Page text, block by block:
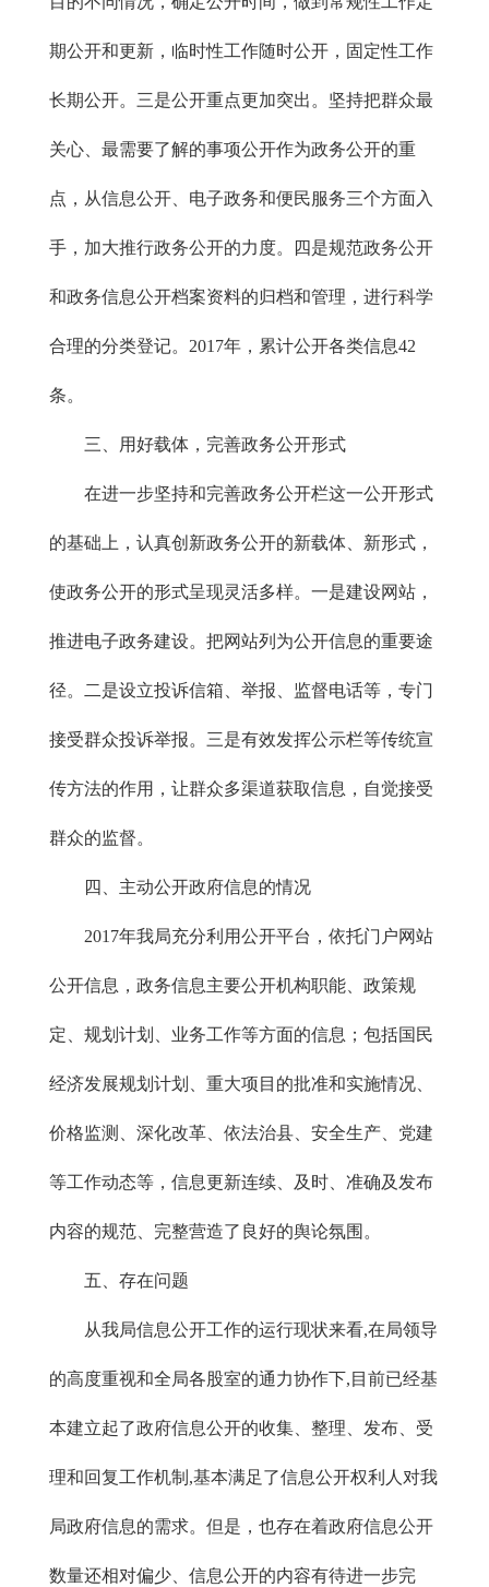
期公开和更新，临时性工作随时公开，固定性工作
长期公开。三是公开重点更加突出。坚持把群众最
关心、最需要了解的事项公开作为政务公开的重
点，从信息公开、电子政务和便民服务三个方面入
手，加大推行政务公开的力度。四是规范政务公开
和政务信息公开档案资料的归档和管理，进行科学
合理的分类登记。2017年，累计公开各类信息42
条。
三、用好载体，完善政务公开形式
在进一步坚持和完善政务公开栏这一公开形式
的基础上，认真创新政务公开的新载体、新形式，
使政务公开的形式呈现灵活多样。一是建设网站，
推进电子政务建设。把网站列为公开信息的重要途
径。二是设立投诉信箱、举报、监督电话等，专门
接受群众投诉举报。三是有效发挥公示栏等传统宣
传方法的作用，让群众多渠道获取信息，自觉接受
群众的监督。
四、主动公开政府信息的情况
2017年我局充分利用公开平台，依托门户网站
公开信息，政务信息主要公开机构职能、政策规
定、规划计划、业务工作等方面的信息；包括国民
经济发展规划计划、重大项目的批准和实施情况、
价格监测、深化改革、依法治县、安全生产、党建
等工作动态等，信息更新连续、及时、准确及发布
内容的规范、完整营造了良好的舆论氛围。
五、存在问题
从我局信息公开工作的运行现状来看,在局领导
的高度重视和全局各股室的通力协作下,目前已经基
本建立起了政府信息公开的收集、整理、发布、受
理和回复工作机制,基本满足了信息公开权利人对我
局政府信息的需求。但是，也存在着政府信息公开
数量还相对偏少、信息公开的内容有待进一步完